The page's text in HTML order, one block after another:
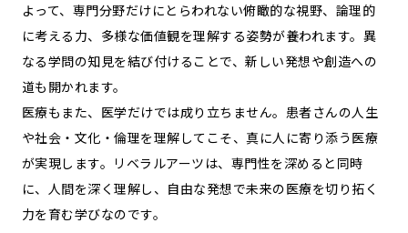
よって、専門分野だけにとらわれない俯瞰的な視野、論理的
に考える力、多様な価値観を理解する姿勢が養われます。異
なる学問の知見を結び付けることで、新しい発想や創造への
道も開かれます。
医療もまた、医学だけでは成り立ちません。患者さんの人生
や社会・文化・倫理を理解してこそ、真に人に寄り添う医療
が実現します。リベラルアーツは、専門性を深めると同時
に、人間を深く理解し、自由な発想で未来の医療を切り拓く
力を育む学びなのです。